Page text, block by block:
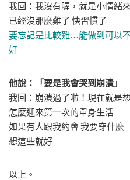
我回：我沒有喔，就是小情緒
已經沒那麼難了 快習慣了
要忘記是比較難…能做到可以
好
他說：「要是我會哭到崩潰」
我回：崩潰過了啦！現在就是
怎麼迎來第一次的單身生活
如果有人跟我約會 我要穿什麼
想這些就好
以上。